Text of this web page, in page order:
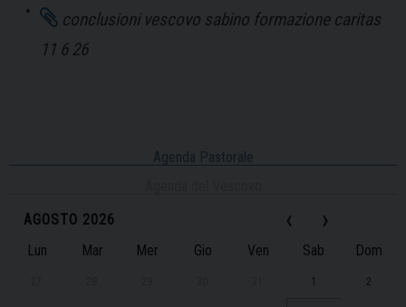
conclusioni vescovo sabino formazione caritas
11 6 26
Agenda Pastorale
‹
AGOSTO 2026 ›
Lun Mar Mer Gio Ven Sab Dom
1 2